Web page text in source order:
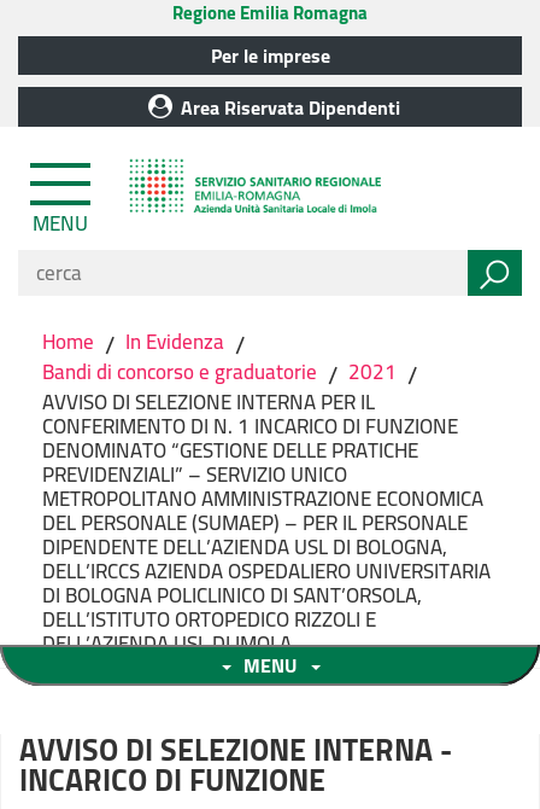
Regione Emilia Romagna
Per le imprese
Area Riservata Dipendenti
MENU
Home / In Evidenza /
Bandi di concorso e graduatorie / 2021 /
AVVISO DI SELEZIONE INTERNA PER IL
CONFERIMENTO DI N. 1 INCARICO DI FUNZIONE
DENOMINATO “GESTIONE DELLE PRATICHE
PREVIDENZIALI” – SERVIZIO UNICO
METROPOLITANO AMMINISTRAZIONE ECONOMICA
DEL PERSONALE (SUMAEP) – PER IL PERSONALE
DIPENDENTE DELL’AZIENDA USL DI BOLOGNA,
DELL’IRCCS AZIENDA OSPEDALIERO UNIVERSITARIA
DI BOLOGNA POLICLINICO DI SANT’ORSOLA,
DELL’ISTITUTO ORTOPEDICO RIZZOLI E
DELL’AZIENDA USL DI IMOLA
MENU
AVVISO DI SELEZIONE INTERNA -
INCARICO DI FUNZIONE